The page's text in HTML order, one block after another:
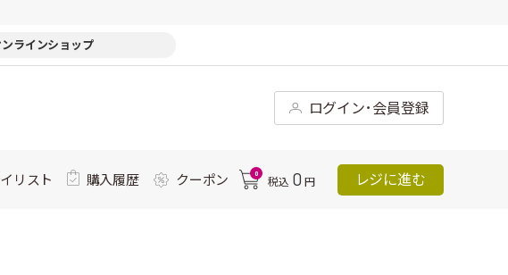
ンラインショップ
ログイン･会員登録
リスト 購入履歴 クーポン 0
税込 0 円 レジに進む